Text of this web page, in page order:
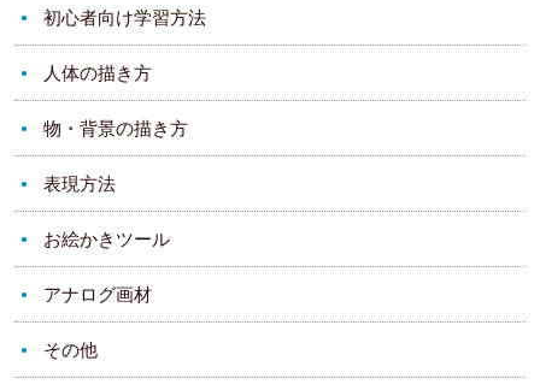
初心者向け学習方法
人体の描き方
物・背景の描き方
表現方法
お絵かきツール
アナログ画材
その他